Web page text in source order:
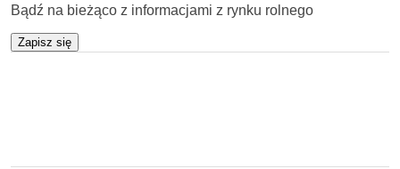
Bądź na bieżąco z informacjami z rynku rolnego
Zapisz się